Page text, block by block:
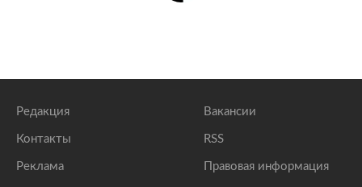
Редакция
Контакты
Реклама
Вакансии
RSS
Правовая информация